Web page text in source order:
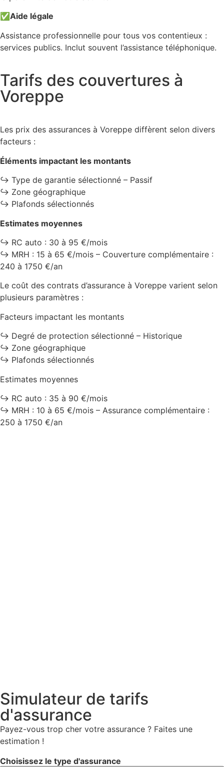
✅Aide légale
Assistance professionnelle pour tous vos contentieux :
services publics. Inclut souvent l’assistance téléphonique.
Tarifs des couvertures à
Voreppe
Les prix des assurances à Voreppe diffèrent selon divers
facteurs :
Éléments impactant les montants
↪️ Type de garantie sélectionné – Passif
↪️ Zone géographique
↪️ Plafonds sélectionnés
Estimates moyennes
↪️ RC auto : 30 à 95 €/mois
↪️ MRH : 15 à 65 €/mois – Couverture complémentaire :
240 à 1750 €/an
Le coût des contrats d’assurance à Voreppe varient selon
plusieurs paramètres :
Facteurs impactant les montants
↪️ Degré de protection sélectionné – Historique
↪️ Zone géographique
↪️ Plafonds sélectionnés
Estimates moyennes
↪️ RC auto : 35 à 90 €/mois
↪️ MRH : 10 à 65 €/mois – Assurance complémentaire :
250 à 1750 €/an
Simulateur de tarifs
d'assurance
Payez-vous trop cher votre assurance ? Faites une
estimation !
Choisissez le type d'assurance